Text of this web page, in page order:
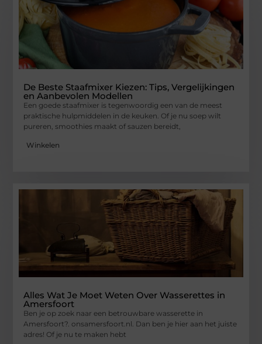
De Beste Staafmixer Kiezen: Tips, Vergelijkingen
en Aanbevolen Modellen
Een goede staafmixer is tegenwoordig een van de meest
praktische hulpmiddelen in de keuken. Of je nu soep wilt
pureren, smoothies maakt of sauzen bereidt,
Winkelen
Alles Wat Je Moet Weten Over Wasserettes in
Amersfoort
Ben je op zoek naar een betrouwbare wasserette in
Amersfoort?. onsamersfoort.nl. Dan ben je hier aan het juiste
adres! Of je nu te maken hebt